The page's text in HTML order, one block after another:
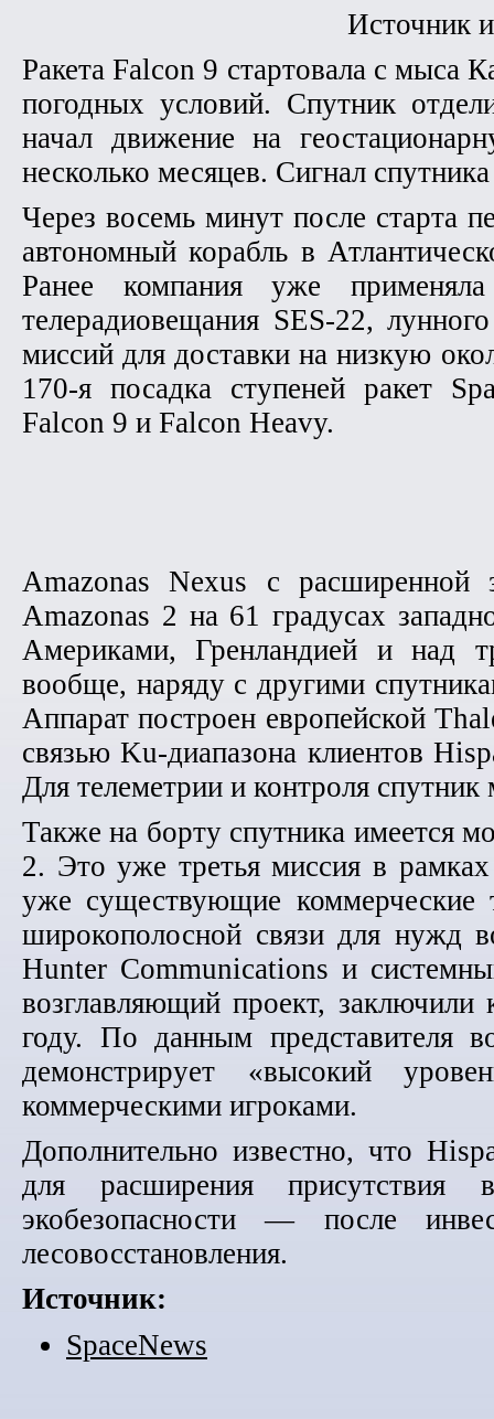
Источник
Ракета Falcon 9 стартовала с мыса
погодных условий. Спутник
начал движение на
несколько месяцев. Сигнал
Через восемь минут после старта
автономный корабль в
Ранее компания уже
телерадиовещания SES-22,
миссий для доставки на низкую
170-я посадка ступеней ракет
Falcon 9 и Falcon Heavy.
Amazonas Nexus с расширенной
Amazonas 2 на 61 градусах
Америками, Гренландией и над
вообще, наряду с другими
Аппарат построен европейской
связью Ku-диапазона клиентов
Для телеметрии и контроля
Также на борту спутника имеется
2. Это уже третья миссия в рамках
уже существующие коммерческие
широкополосной связи для нужд
Hunter Communications и
возглавляющий проект,
году. По данным представителя
демонстрирует «высокий
коммерческими игроками.
Дополнительно известно, что
для расширения присутствия
экобезопасности — после
лесовосстановления.
Источник:
SpaceNews